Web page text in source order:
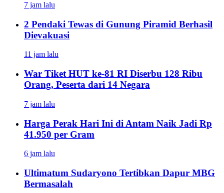
7 jam lalu
2 Pendaki Tewas di Gunung Piramid Berhasil
Dievakuasi
11 jam lalu
War Tiket HUT ke-81 RI Diserbu 128 Ribu
Orang, Peserta dari 14 Negara
7 jam lalu
Harga Perak Hari Ini di Antam Naik Jadi Rp
41.950 per Gram
6 jam lalu
Ultimatum Sudaryono Tertibkan Dapur MBG
Bermasalah